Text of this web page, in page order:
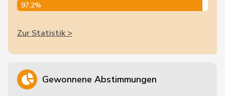
97,2%
Zur Statistik >
Gewonnene Abstimmungen